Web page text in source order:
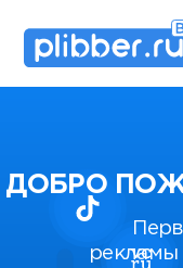
ДОБРО
рекламы